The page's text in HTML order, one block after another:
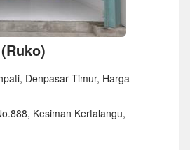
Denpasar Timur, Harga
Kesiman Kertalangu,